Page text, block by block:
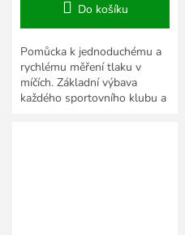
Do košíku
Pomůcka k jednoduchému a
rychlému měření tlaku v
míčích. Základní výbava
každého sportovního klubu a